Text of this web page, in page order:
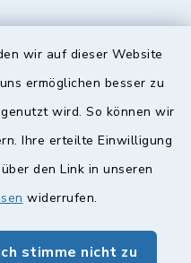
wir auf dieser Website
ermöglichen besser zu
wird. So können wir
Ihre erteilte Einwilligung
den Link in unseren
widerrufen.
stimme nicht zu